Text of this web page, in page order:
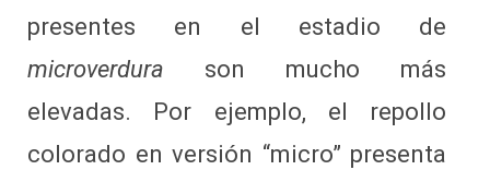
presentes en el estadio de
microverdura son mucho más
elevadas. Por ejemplo, el repollo
colorado en versión “micro” presenta